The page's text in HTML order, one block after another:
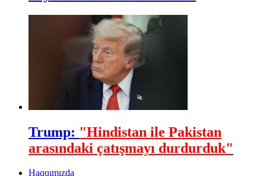
Trump: "Hindistan ile Pakistan
arasındaki çatışmayı durdurduk"
Haqqımızda